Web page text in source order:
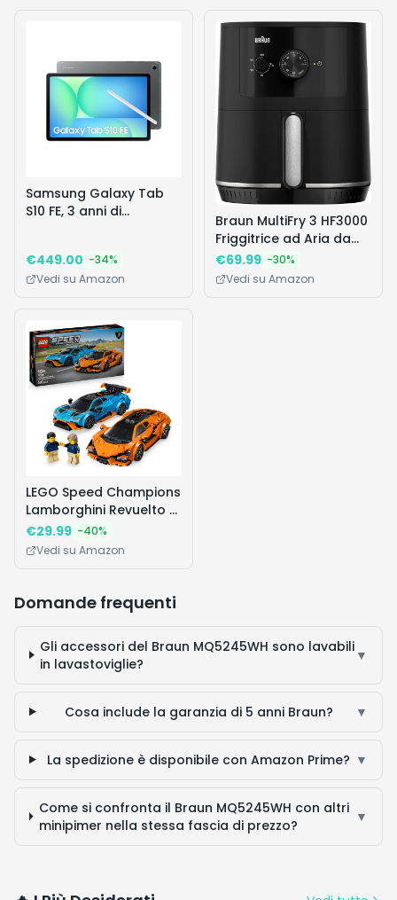
Queen, 3 Anni
Samsung Galaxy Tab
S10 FE, 3 anni di
LCD, Wifi, RAM 12GB,
256GB, 8.000 mAh, S
Pen, Android 15, IP68,
italiana]
€449.00 -34%
Vedi su Amazon
Braun MultiFry 3 HF3000
Friggitrice ad Aria da
4,3L, Forno ad Aria con
Controllo della
€69.99 -30%
Vedi su Amazon
LEGO Speed Champions
Lamborghini Revuelto e
Huracán STO - Modellini
di Auto da Corsa -
Piloti - Regalo di
Compleanno per
- 77238
€29.99 -40%
Vedi su Amazon
Domande frequenti
Gli accessori del Braun MQ5245WH sono lavabili
in lavastoviglie?
▼
Cosa include la garanzia di 5 anni Braun? ▼
La spedizione è disponibile con Amazon Prime? ▼
Come si confronta il Braun MQ5245WH con altri
minipimer nella stessa fascia di prezzo?
▼